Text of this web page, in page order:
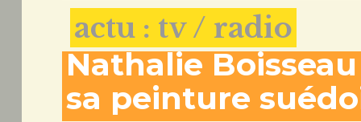
actu : tv / radio
Nathalie
sa peinture